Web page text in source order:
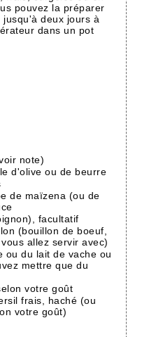
pouvez la préparer
jusqu'à deux jours à
dans un pot
note)
d'olive ou de beurre
de maïzena (ou de
facultatif
(bouillon de boeuf,
allez servir avec)
ou du lait de vache ou
mettre que du
votre goût
frais, haché (ou
votre goût)